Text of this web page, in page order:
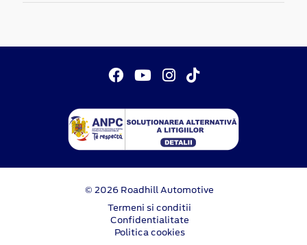
© 2026 Roadhill Automotive
Termeni si conditii
Confidentialitate
Politica cookies